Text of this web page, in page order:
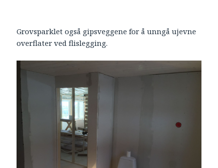
Grovsparklet også gipsveggene for å unngå ujevne
overflater ved flislegging.